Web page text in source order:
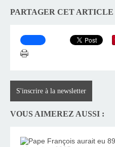
PARTAGER CET ARTICLE
S'inscrire à la newsletter
VOUS AIMEREZ AUSSI :